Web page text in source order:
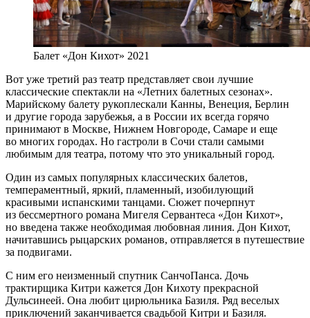
Балет «Дон Кихот» 2021
Вот уже третий раз театр представляет свои лучшие
классические спектакли на «Летних балетных сезонах».
Марийскому балету рукоплескали Канны, Венеция, Берлин
и другие города зарубежья, а в России их всегда горячо
принимают в Москве, Нижнем Новгороде, Самаре и еще
во многих городах. Но гастроли в Сочи стали самыми
любимым для театра, потому что это уникальный город.
Один из самых популярных классических балетов,
темпераментный, яркий, пламенный, изобилующий
красивыми испанскими танцами. Сюжет почерпнут
из бессмертного романа Мигеля Сервантеса «Дон Кихот»,
но введена также необходимая любовная линия. Дон Кихот,
начитавшись рыцарских романов, отправляется в путешествие
за подвигами.
С ним его неизменный спутник СанчоПанса. Дочь
трактирщика Китри кажется Дон Кихоту прекрасной
Дульсинеей. Она любит цирюльника Базиля. Ряд веселых
приключений заканчивается свадьбой Китри и Базиля.